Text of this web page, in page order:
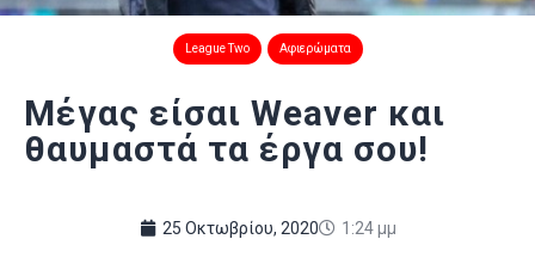
League Two Αφιερώματα
Μέγας είσαι Weaver και
θαυμαστά τα έργα σου!
25 Οκτωβρίου, 2020 1:24 μμ